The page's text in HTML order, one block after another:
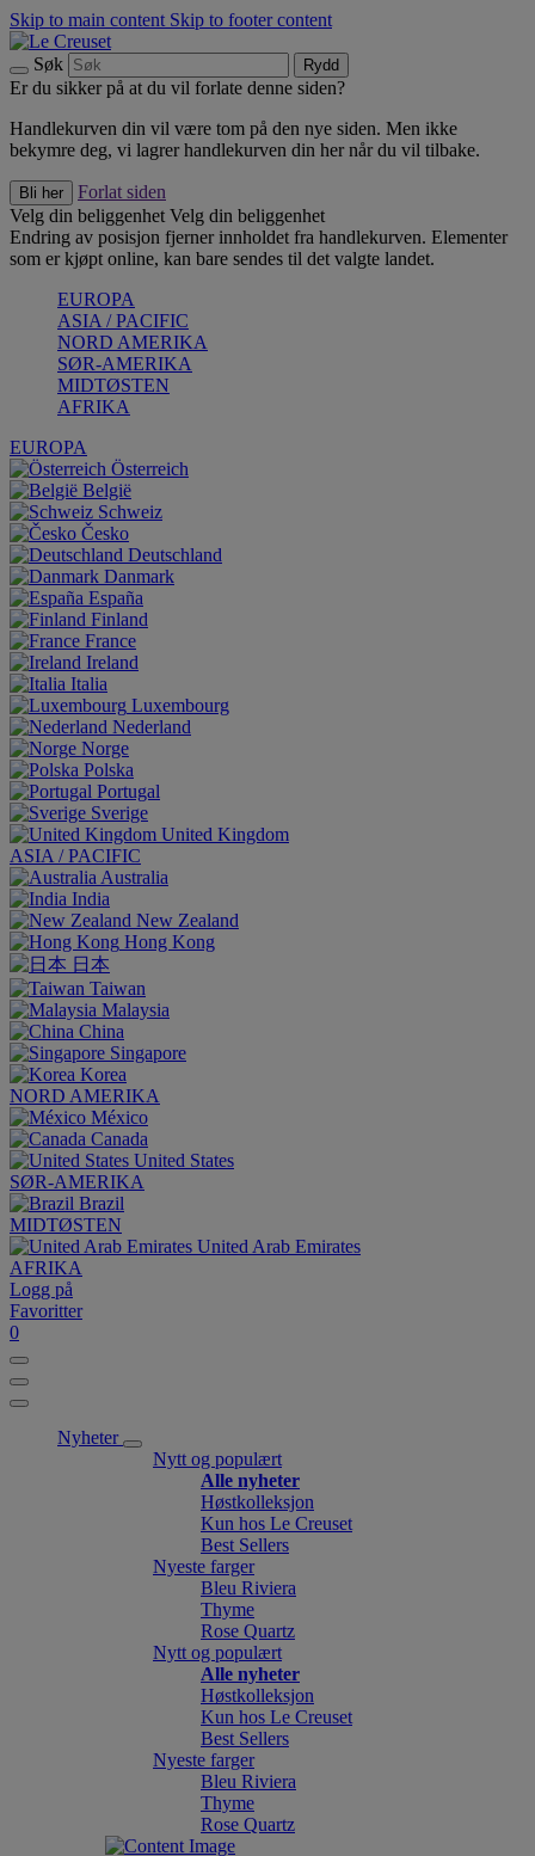
Skip to main content Skip to footer content
Søk Rydd
Er du sikker på at du vil forlate denne siden?
Handlekurven din vil være tom på den nye siden. Men ikke
bekymre deg, vi lagrer handlekurven din her når du vil tilbake.
Bli her
Forlat siden
Velg din beliggenhet Velg din beliggenhet
Endring av posisjon fjerner innholdet fra handlekurven. Elementer
som er kjøpt online, kan bare sendes til det valgte landet.
EUROPA
ASIA / PACIFIC
NORD AMERIKA
SØR-AMERIKA
MIDTØSTEN
AFRIKA
EUROPA
Österreich
België
Schweiz
Česko
Deutschland
Danmark
España
Finland
France
Ireland
Italia
Luxembourg
Nederland
Norge
Polska
Portugal
Sverige
United Kingdom
ASIA / PACIFIC
Australia
India
New Zealand
Hong Kong
日本
Taiwan
Malaysia
China
Singapore
Korea
NORD AMERIKA
México
Canada
United States
SØR-AMERIKA
Brazil
MIDTØSTEN
United Arab Emirates
AFRIKA
Logg på
Favoritter
0
Nyheter
Nytt og populært
Alle nyheter
Høstkolleksjon
Kun hos Le Creuset
Best Sellers
Nyeste farger
Bleu Riviera
Thyme
Rose Quartz
Nytt og populært
Alle nyheter
Høstkolleksjon
Kun hos Le Creuset
Best Sellers
Nyeste farger
Bleu Riviera
Thyme
Rose Quartz